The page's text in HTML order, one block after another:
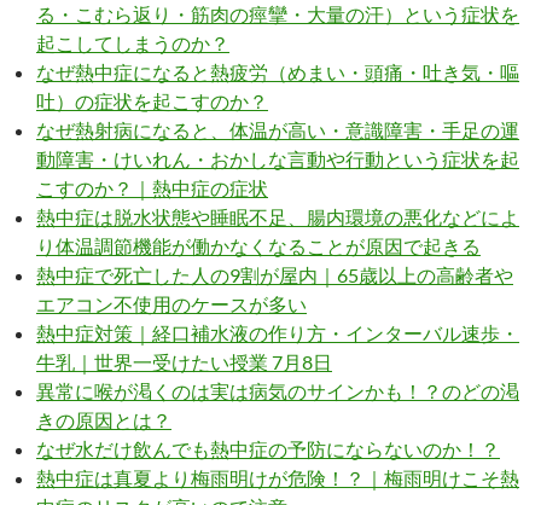
る・こむら返り・筋肉の痙攣・大量の汗）という症状を
起こしてしまうのか？
なぜ熱中症になると熱疲労（めまい・頭痛・吐き気・嘔
吐）の症状を起こすのか？
なぜ熱射病になると、体温が高い・意識障害・手足の運
動障害・けいれん・おかしな言動や行動という症状を起
こすのか？｜熱中症の症状
熱中症は脱水状態や睡眠不足、腸内環境の悪化などによ
り体温調節機能が働かなくなることが原因で起きる
熱中症で死亡した人の9割が屋内｜65歳以上の高齢者や
エアコン不使用のケースが多い
熱中症対策｜経口補水液の作り方・インターバル速歩・
牛乳｜世界一受けたい授業 7月8日
異常に喉が渇くのは実は病気のサインかも！？のどの渇
きの原因とは？
なぜ水だけ飲んでも熱中症の予防にならないのか！？
熱中症は真夏より梅雨明けが危険！？｜梅雨明けこそ熱